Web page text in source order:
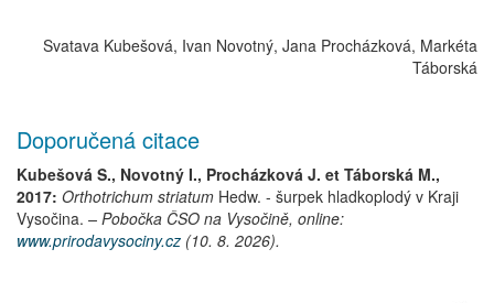
Svatava Kubešová, Ivan Novotný, Jana Procházková, Markéta
Táborská
Doporučená citace
Kubešová S., Novotný I., Procházková J. et Táborská M.,
2017: Orthotrichum striatum Hedw. - šurpek hladkoplodý v Kraji
Vysočina. – Pobočka ČSO na Vysočině, online:
www.prirodavysociny.cz (10. 8. 2026).